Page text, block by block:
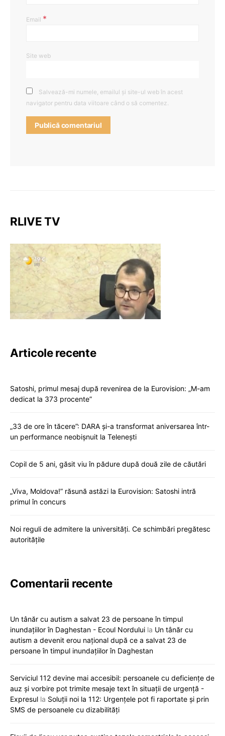
Email *
Site web
Salvează-mi numele, emailul și site-ul web în acest
navigator pentru data viitoare când o să comentez.
RLIVE TV
Articole recente
Satoshi, primul mesaj după revenirea de la Eurovision: „M-am
dedicat la 373 procente”
„33 de ore în tăcere”: DARA și-a transformat aniversarea într-
un performance neobișnuit la Telenești
Copil de 5 ani, găsit viu în pădure după două zile de căutări
„Viva, Moldova!” răsună astăzi la Eurovision: Satoshi intră
primul în concurs
Noi reguli de admitere la universități. Ce schimbări pregătesc
autoritățile
Comentarii recente
Un tânăr cu autism a salvat 23 de persoane în timpul
inundațiilor în Daghestan - Ecoul Nordului la Un tânăr cu
autism a devenit erou național după ce a salvat 23 de
persoane în timpul inundațiilor în Daghestan
Serviciul 112 devine mai accesibil: persoanele cu deficiențe de
auz și vorbire pot trimite mesaje text în situații de urgență -
Expresul la Soluții noi la 112: Urgențele pot fi raportate și prin
SMS de persoanele cu dizabilități